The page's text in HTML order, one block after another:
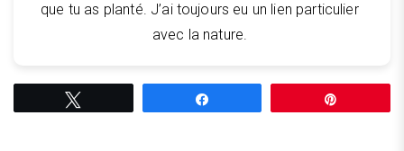
que tu as planté. J’ai toujours eu un lien particulier
avec la nature.